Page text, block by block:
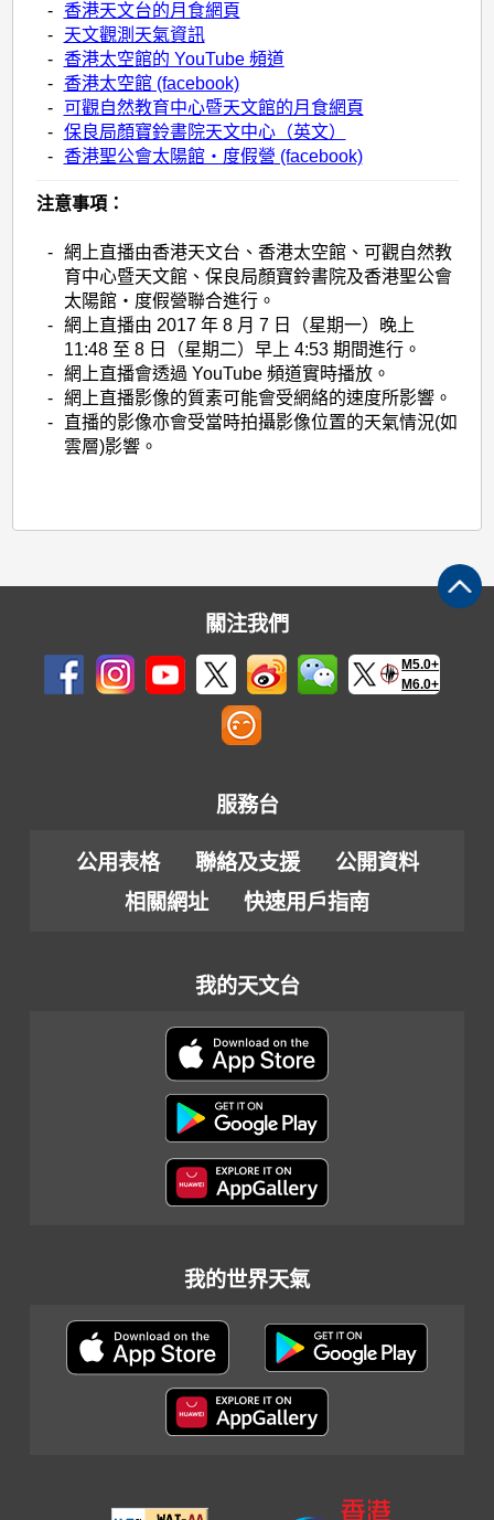
-
香港天文台的月食網頁
-
天文觀測天氣資訊
-
香港太空館的 YouTube 頻道
-
香港太空館 (facebook)
-
可觀自然教育中心暨天文館的月食網頁
-
保良局顏寶鈴書院天文中心（英文）
-
香港聖公會太陽館‧度假營 (facebook)
注意事項：
-
網上直播由香港天文台、香港太空館、可觀自然教
育中心暨天文館、保良局顏寶鈴書院及香港聖公會
太陽館‧度假營聯合進行。
-
網上直播由 2017 年 8 月 7 日（星期一）晚上
11:48 至 8 日（星期二）早上 4:53 期間進行。
-
網上直播會透過 YouTube 頻道實時播放。
-
網上直播影像的質素可能會受網絡的速度所影響。
-
直播的影像亦會受當時拍攝影像位置的天氣情況(如
雲層)影響。
關注我們
M5.0+
M6.0+
服務台
公用表格 聯絡及支援
公開資料
相關網址
快速用戶指南
我的天文台
我的世界天氣